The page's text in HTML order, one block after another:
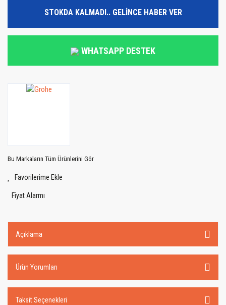
STOKDA KALMADI.. GELİNCE HABER VER
WHATSAPP DESTEK
Bu Markaların Tüm Ürünlerini Gör
Fiyat Alarmı
Açıklama
Ürün Yorumları
Taksit Seçenekleri